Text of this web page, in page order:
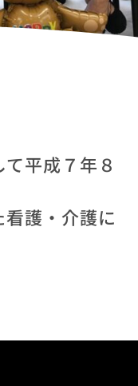
平成７年８
護・介護に